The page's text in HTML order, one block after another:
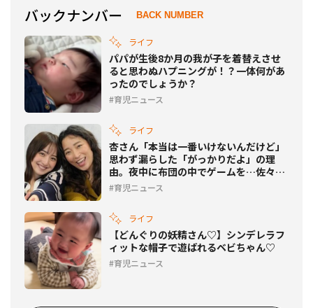
バックナンバー BACK NUMBER
ライフ
パパが生後8か月の我が子を着替えさせ
ると思わぬハプニングが！？一体何があ
ったのでしょうか？
育児ニュース
ライフ
杏さん「本当は一番いけないんだけど」
思わず漏らした「がっかりだよ」の理
由。夜中に布団の中でゲームを…佐々木
希さんと本音育児トーク
育児ニュース
ライフ
【どんぐりの妖精さん♡】シンデレラフ
ィットな帽子で遊ばれるベビちゃん♡
育児ニュース